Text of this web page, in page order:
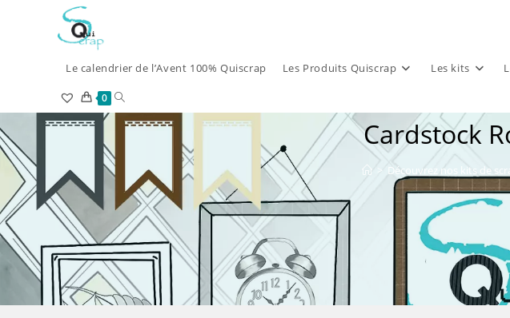
Le calendrier de l’Avent 100% Quiscrap Les Produits Quiscrap Les kits
0 Toggle
website
search
Cardstock
> Découvrez nos kits de